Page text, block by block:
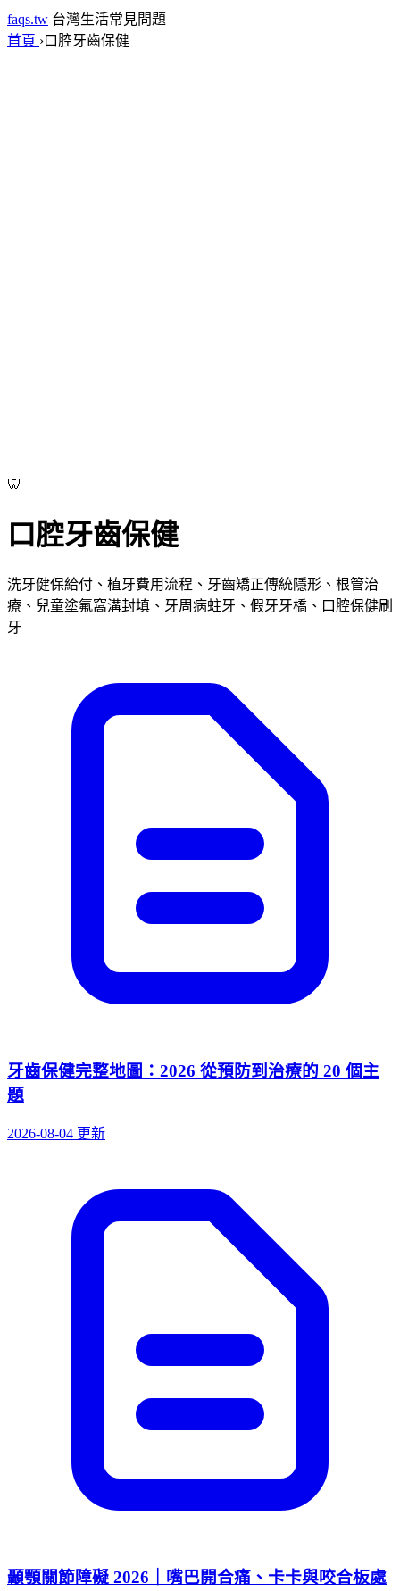
faqs.tw 台灣生活常見問題
首頁 ›口腔牙齒保健
🦷
口腔牙齒保健
洗牙健保給付、植牙費用流程、牙齒矯正傳統隱形、根管治
療、兒童塗氟窩溝封填、牙周病蛀牙、假牙牙橋、口腔保健刷
牙
牙齒保健完整地圖：2026 從預防到治療的 20 個主
題
2026-08-04 更新
顳顎關節障礙 2026｜嘴巴開合痛、卡卡與咬合板處